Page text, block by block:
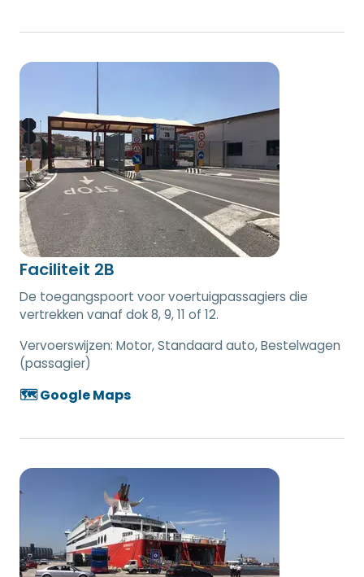
Faciliteit 2B
De toegangspoort voor voertuigpassagiers die
vertrekken vanaf dok 8, 9, 11 of 12.
Vervoerswijzen: Motor, Standaard auto, Bestelwagen
(passagier)
🗺️ Google Maps